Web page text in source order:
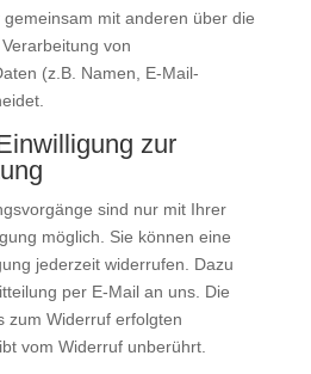
mit anderen über die
von
(z.B. Namen, E-Mail-
zur
sind nur mit Ihrer
möglich. Sie können eine
jederzeit widerrufen. Dazu
per E-Mail an uns. Die
zum Widerruf erfolgten
vom Widerruf unberührt.